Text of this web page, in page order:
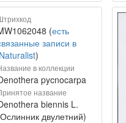
(есть
записи в
)
в коллекции
pycnocarpa
название
biennis L.
двулетний)